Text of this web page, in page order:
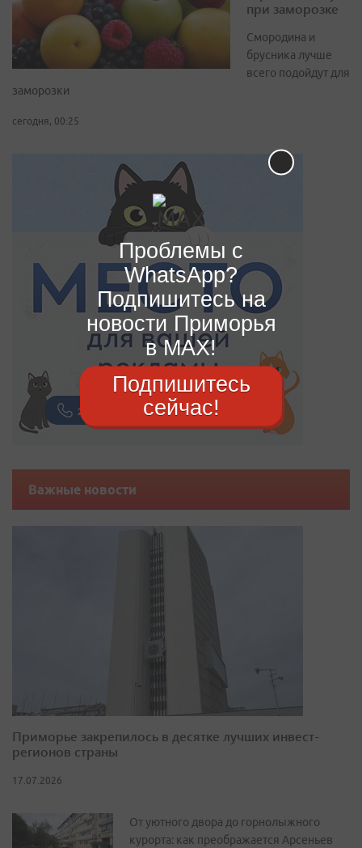
при заморозке
Смородина и
брусника лучше
всего подойдут для
заморозки
сегодня, 00:25
Важные новости
Приморье закрепилось в десятке лучших инвест-
регионов страны
17.07.2026
От уютного двора до горнолыжного
курорта: как преображается Арсеньев
Проблемы с
WhatsApp?
Подпишитесь на
новости Приморья
в MAX!
Подпишитесь
сейчас!